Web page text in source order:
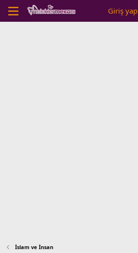
Giriş yap
İslam ve İnsan